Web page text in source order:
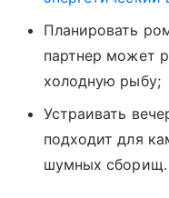
Планировать
партнер может
холодную рыбу;
Устраивать
подходит для
шумных сборищ.